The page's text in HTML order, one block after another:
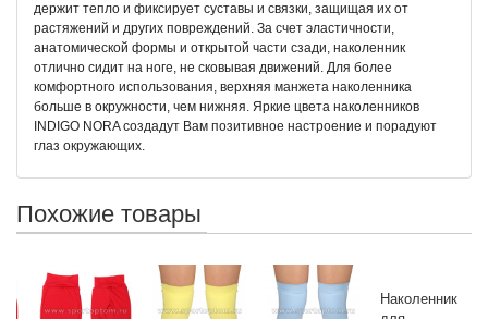
держит тепло и фиксирует суставы и связки, защищая их от
растяжений и других повреждений. За счет эластичности,
анатомической формы и открытой части сзади, наколенник
отлично сидит на ноге, не сковывая движений. Для более
комфортного использования, верхняя манжета наколенника
больше в окружности, чем нижняя. Яркие цвета наколенников
INDIGO NORA создадут Вам позитивное настроение и порадуют
глаз окружающих.
Похожие товары